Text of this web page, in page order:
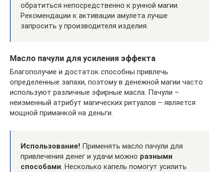
обратиться непосредственно к рунной магии.
Рекомендации к активации амулета лучше
запросить у производителя изделия.
Масло пачули для усиления эффекта
Благополучие и достаток способны привлечь
определенные запахи, поэтому в денежной магии часто
используют различные эфирные масла. Пачули –
неизменный атрибут магических ритуалов – является
мощной приманкой на деньги.
Использование! Применять масло пачули для
привлечения денег и удачи можно разными
способами. Несколько капель помогут усилить